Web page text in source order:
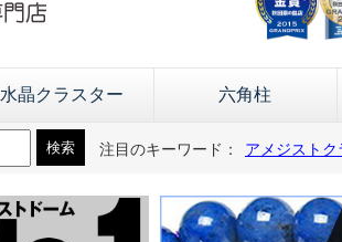
水晶クラスター 六角柱
注目のキーワード： アメジストク